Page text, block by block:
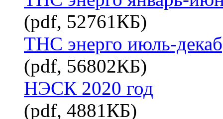
(pdf, 52761КБ)
ТНС энерго июль-
(pdf, 56802КБ)
НЭСК 2020 год
(pdf, 4881КБ)